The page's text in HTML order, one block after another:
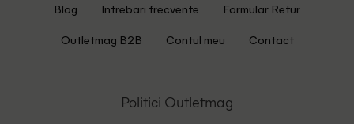
Blog Intrebari frecvente Formular Retur
Outletmag B2B Contul meu Contact
Politici Outletmag